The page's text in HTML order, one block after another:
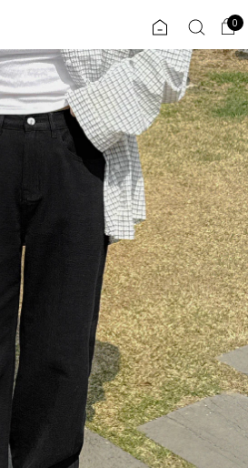
0
ENG
TW
JP
플러스핏 회원혜택 입
COMMUNITY
익스클루시브
아우터
티셔츠
블라우스
0